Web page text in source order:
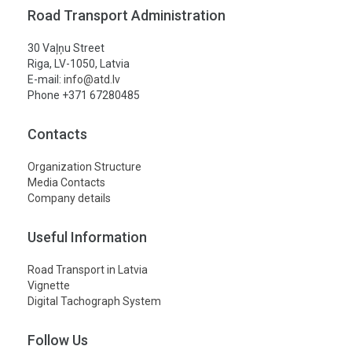
Road Transport Administration
30 Vaļņu Street
Riga, LV-1050, Latvia
E-mail: info@atd.lv
Phone +371 67280485
Contacts
Organization Structure
Media Contacts
Company details
Useful Information
Road Transport in Latvia
Vignette
Digital Tachograph System
Follow Us